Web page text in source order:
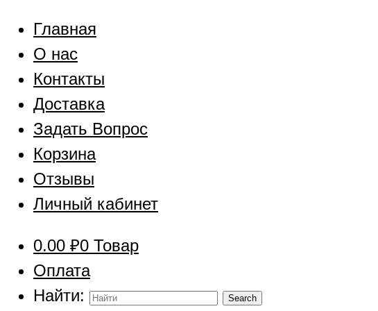
Главная
О нас
Контакты
Доставка
Задать Вопрос
Корзина
Отзывы
Личный кабинет
0.00 ₽0 Товар
Оплата
Найти: